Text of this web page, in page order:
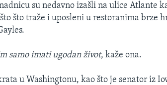
su nedavno izašli na ulice Atlante
što traže i uposleni u restoranima brze
samo imati ugodan život, kaže ona.
u Washingtonu, kao što je senator iz